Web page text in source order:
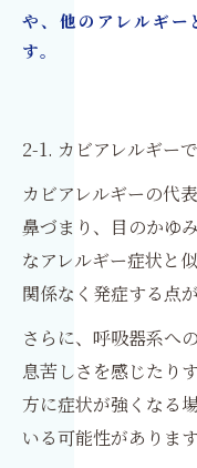
や、他のアレルギー
す。
2-1. カビアレルギー
カビアレルギーの代
鼻づまり、目のかゆ
なアレルギー症状と
関係なく発症する点が
さらに、呼吸器系へ
息苦しさを感じたり
方に症状が強くなる
いる可能性があります